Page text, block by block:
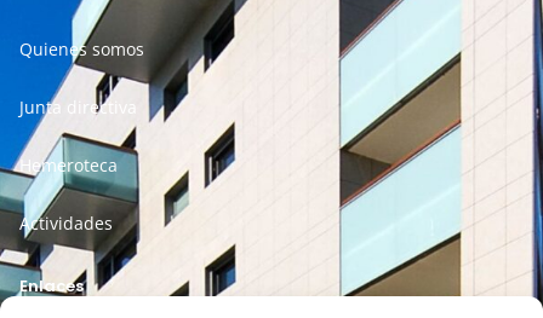
Quienes somos
Junta directiva
Hemeroteca
Actividades
Enlaces